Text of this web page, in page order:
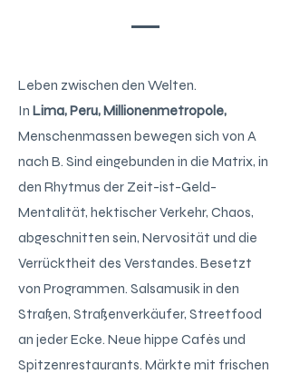
Leben zwischen den Welten.
In Lima, Peru, Millionenmetropole,
Menschenmassen bewegen sich von A
nach B. Sind eingebunden in die Matrix, in
den Rhytmus der Zeit-ist-Geld-
Mentalität, hektischer Verkehr, Chaos,
abgeschnitten sein, Nervosität und die
Verrücktheit des Verstandes. Besetzt
von Programmen. Salsamusik in den
Straßen, Straßenverkäufer, Streetfood
an jeder Ecke. Neue hippe Cafés und
Spitzenrestaurants. Märkte mit frischen